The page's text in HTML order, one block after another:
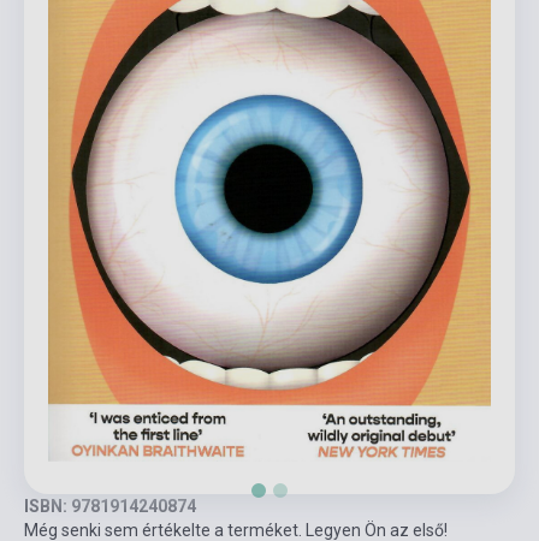
ISBN: 9781914240874
Még senki sem értékelte a terméket. Legyen Ön az első!